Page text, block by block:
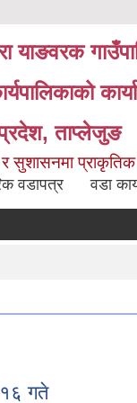
याङवरक
ताप्लेजुङ
सुशासनमा
वडापत्र वडा
गते